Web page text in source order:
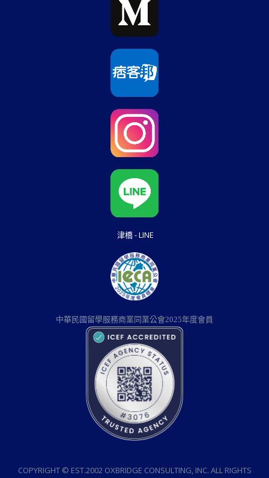
津橋 - LINE
中華民國留學服務商業同業公會2025年度會員
COPYRIGHT © EST.2002 OXBRIDGE CONSULTING, INC. ALL RIGHTS